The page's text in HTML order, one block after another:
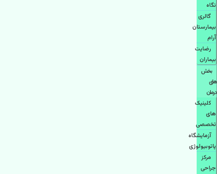
نگاه
گالری
بیمارستان
آرام
رضایت
بیماران
بخش
های
درمان
کلینیک
های
تخصصی
آزمایشگاه
پاتوبیولوژی
مرکز
جراحی